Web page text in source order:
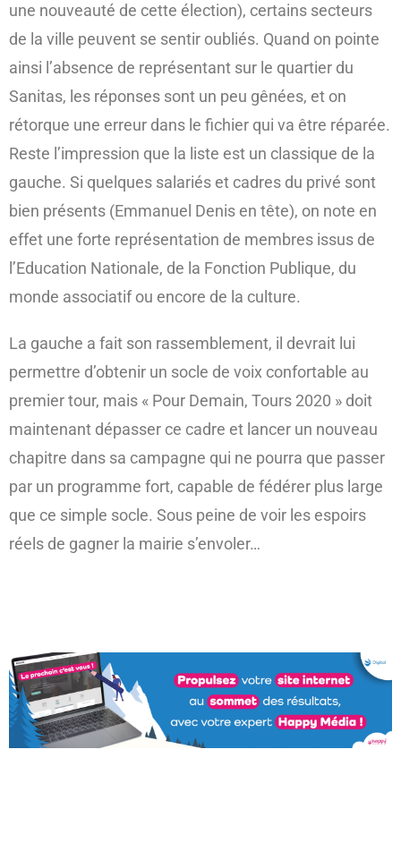
une nouveauté de cette élection), certains secteurs
de la ville peuvent se sentir oubliés. Quand on pointe
ainsi l’absence de représentant sur le quartier du
Sanitas, les réponses sont un peu gênées, et on
rétorque une erreur dans le fichier qui va être réparée.
Reste l’impression que la liste est un classique de la
gauche. Si quelques salariés et cadres du privé sont
bien présents (Emmanuel Denis en tête), on note en
effet une forte représentation de membres issus de
l’Education Nationale, de la Fonction Publique, du
monde associatif ou encore de la culture.
La gauche a fait son rassemblement, il devrait lui
permettre d’obtenir un socle de voix confortable au
premier tour, mais « Pour Demain, Tours 2020 » doit
maintenant dépasser ce cadre et lancer un nouveau
chapitre dans sa campagne qui ne pourra que passer
par un programme fort, capable de fédérer plus large
que ce simple socle. Sous peine de voir les espoirs
réels de gagner la mairie s’envoler…